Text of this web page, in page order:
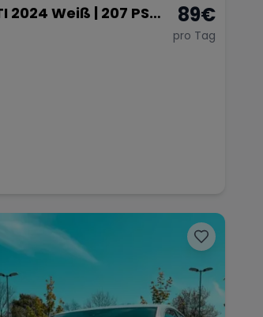
2024 Weiß | 207 PS
| Ab 89 € pro Tag
89€
pro Tag